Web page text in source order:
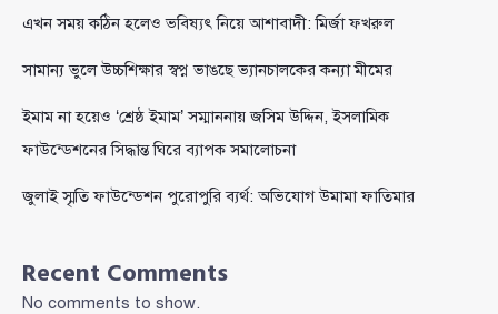
এখন সময় কঠিন হলেও ভবিষ্যৎ নিয়ে আশাবাদী: মির্জা ফখরুল
সামান্য ভুলে উচ্চশিক্ষার স্বপ্ন ভাঙছে ভ্যানচালকের কন্যা মীমের
ইমাম না হয়েও ‘শ্রেষ্ঠ ইমাম’ সম্মাননায় জসিম উদ্দিন, ইসলামিক
ফাউন্ডেশনের সিদ্ধান্ত ঘিরে ব্যাপক সমালোচনা
জুলাই স্মৃতি ফাউন্ডেশন পুরোপুরি ব্যর্থ: অভিযোগ উমামা ফাতিমার
Recent Comments
No comments to show.